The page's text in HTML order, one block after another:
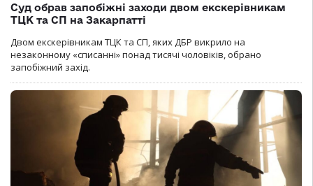
Суд обрав запобіжні заходи двом екскерівникам
ТЦК та СП на Закарпатті
Двом екскерівникам ТЦК та СП, яких ДБР викрило на
незаконному «списанні» понад тисячі чоловіків, обрано
запобіжний захід.